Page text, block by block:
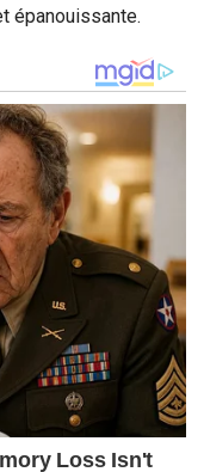
épanouissante.